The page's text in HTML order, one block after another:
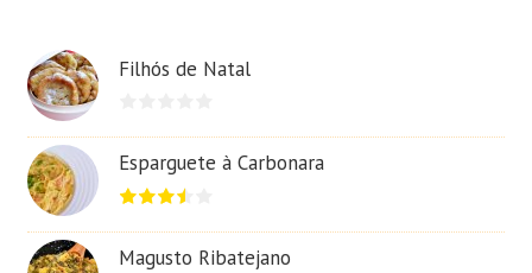
Filhós de Natal
Esparguete à Carbonara
Magusto Ribatejano